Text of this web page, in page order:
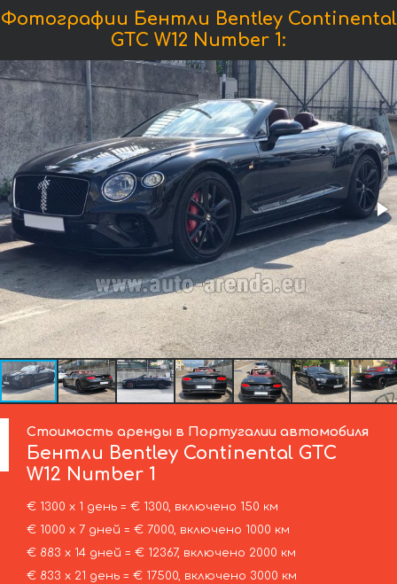
Фотографии Бентли Bentley Continental
GTC W12 Number 1:
Стоимость аренды в Португалии автомобиля
Бентли Bentley Continental GTC
W12 Number 1
€ 1300 х 1 день = € 1300, включено 150 км
€ 1000 х 7 дней = € 7000, включено 1000 км
€ 883 х 14 дней = € 12367, включено 2000 км
€ 833 х 21 день = € 17500, включено 3000 км